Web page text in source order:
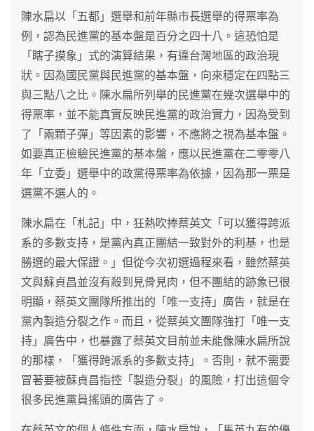
陳水扁以「五都」選舉和前年縣市長選舉的得票率為
例，認為民進黨的基本盤是百分之四十八。這恐怕是
「瞎子摸象」式的演算結果，有違台灣地區的政治現
狀。因為國民黨與民進黨的基本盤，向來穩定在四點三
與三點八之比。陳水扁所列舉的民進黨在幾次選舉中的
得票率，並不能真實反映民進黨的政治實力，因為受到
了「兩顆子彈」等因素的影響，不應將之視為基本盤。
如要真正檢驗民進黨的基本盤，應以民進黨在二零零八
年「立委」選舉中的政黨得票率為依據，因為那一票是
選黨不選人的。
陳水扁在「札記」中，狂熱吹捧蔡英文「可以獲得跨派
系的多數支持，是黨內真正團結一致對外的利基，也是
勝選的最大保證。」但從今次初選過程來看，雖然蔡英
文與蘇貞昌並沒有殺到見骨見肉，但不團結的跡象已很
明顯，蔡英文團隊所推出的「唯一支持」廣告，就是在
黨內製造分裂之作。而且，從蔡英文團隊強打「唯一支
持」廣告中，也暴露了蔡英文目前並未能像陳水扁所說
的那樣，「獲得跨派系的多數支持」。否則，就不需要
冒著要被蘇貞昌指控「製造分裂」的風險，打出這個令
很多民進黨員搖頭的廣告了。